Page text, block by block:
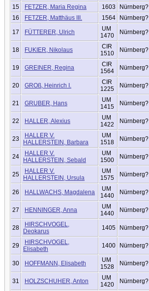
15
FETZER, Maria Regina 1603 Nürnberg?
16
FETZER, Matthäus III. 1564 Nürnberg?
17 FÜTTERER, Ulrich
UM
1470
Nürnberg?
18 FUKIER, Nikolaus
CIR
1510
Nürnberg?
19 GREINER, Regina
CIR
1564
Nürnberg?
20 GROß, Heinrich I.
CIR
1225
Nürnberg?
21 GRUBER, Hans
UM
1415
Nürnberg?
22 HALLER, Alexius
UM
1422
Nürnberg?
23
HALLER V.
HALLERSTEIN, Barbara
UM
1518
Nürnberg?
24
HALLER V.
HALLERSTEIN, Sebald
UM
1500
Nürnberg?
25
HALLER V.
HALLERSTEIN, Ursula
UM
1575
Nürnberg?
26 HALLWACHS, Magdalena
UM
1440
Nürnberg?
27 HENNINGER, Anna
UM
1440
Nürnberg?
28
HIRSCHVOGEL,
Deokarus
1405 Nürnberg?
29
HIRSCHVOGEL,
Elisabeth
1400 Nürnberg?
30 HOFFMANN, Elisabeth
UM
1528
Nürnberg?
31 HOLZSCHUHER, Anton
UM
1420
Nürnberg?